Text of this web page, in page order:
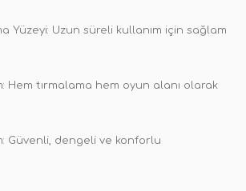
Yüzeyi: Uzun süreli kullanım için sağlam
Hem tırmalama hem oyun alanı olarak
Güvenli, dengeli ve konforlu